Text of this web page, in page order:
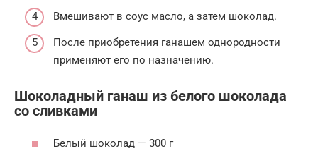
Вмешивают в соус масло, а затем шоколад.
После приобретения ганашем однородности
применяют его по назначению.
Шоколадный ганаш из белого шоколада
со сливками
Белый шоколад — 300 г